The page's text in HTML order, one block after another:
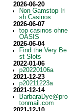
2026-06-20
Non Gamstop Iri
sh Casinos
2026-06-07
top casinos ohne
OASIS
2026-06-04
Find the Very Be
st Slots
2022-01-06
p20220106a
2021-12-23
p20211223a
2021-12-14
BarbaraDye@pro
tonmail.com